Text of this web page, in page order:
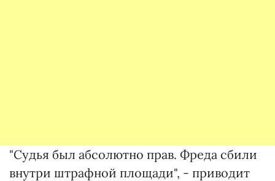
"Судья был абсолютно прав. Фреда сбили
внутри штрафной площади", - приводит